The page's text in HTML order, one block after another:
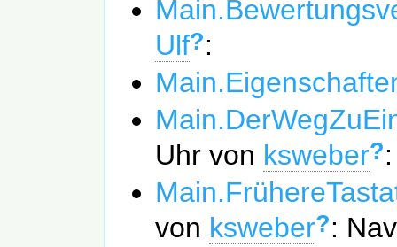
Ulf?:
Uhr von ksweber?
von ksweber?: